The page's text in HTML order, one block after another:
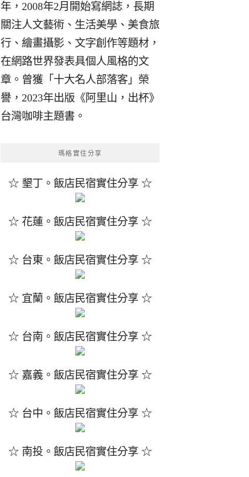
年，2008年2月開始寫網誌，長期
關注人文藝術、生活美學、美食旅
行、繪畫攝影、文字創作等題材，
在網路世界發表具個人風格的文
章。曾獲「十大名人部落客」榮
譽，2023年出版《阿里山，出杯》
台灣咖啡主題書。
瑪格實住分享
☆ 墾丁。飯店民宿實住分享 ☆
☆ 花蓮。飯店民宿實住分享 ☆
☆ 台東。飯店民宿實住分享 ☆
☆ 宜蘭。飯店民宿實住分享 ☆
☆ 台南。飯店民宿實住分享 ☆
☆ 嘉義。飯店民宿實住分享 ☆
☆ 台中。飯店民宿實住分享 ☆
☆ 南投。飯店民宿實住分享 ☆